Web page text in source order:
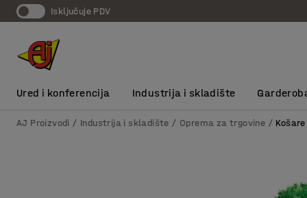
Isključuje PDV
Ured i konferencija Industrija i skladište
AJ Proizvodi Industrija i skladište Oprema za trgovine